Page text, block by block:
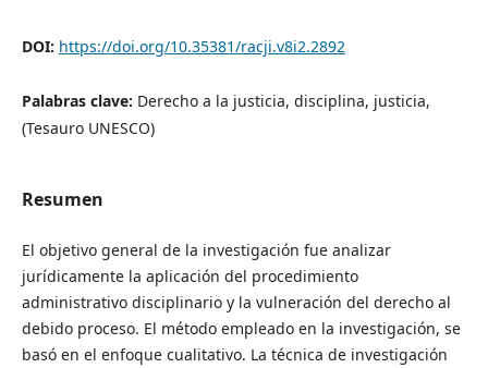
DOI: https://doi.org/10.35381/racji.v8i2.2892
Palabras clave: Derecho a la justicia, disciplina, justicia,
(Tesauro UNESCO)
Resumen
El objetivo general de la investigación fue analizar
jurídicamente la aplicación del procedimiento
administrativo disciplinario y la vulneración del derecho al
debido proceso. El método empleado en la investigación, se
basó en el enfoque cualitativo. La técnica de investigación